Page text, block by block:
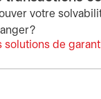
votre
solutions de